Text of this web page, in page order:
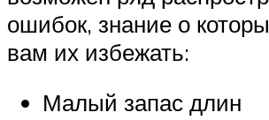
ошибок, знание о
вам их избежать:
Малый запас длин